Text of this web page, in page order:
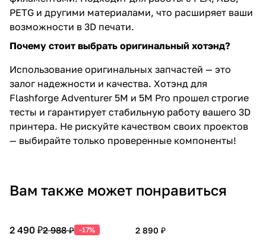
PETG и другими материалами, что расширяет ваши
возможности в 3D печати.
Почему стоит выбрать оригинальный хотэнд?
Использование оригинальных запчастей — это
залог надежности и качества. Хотэнд для
Flashforge Adventurer 5M и 5M Pro прошел строгие
тесты и гарантирует стабильную работу вашего 3D
принтера. Не рискуйте качеством своих проектов
— выбирайте только проверенные компоненты!
Вам также может понравиться
2 490 ₽2 988 ₽ -17% 2 890 ₽